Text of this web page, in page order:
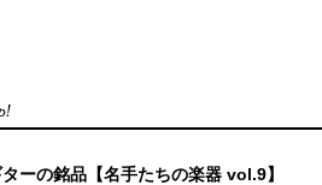
ーの銘品【名手たちの楽器 vol.9】